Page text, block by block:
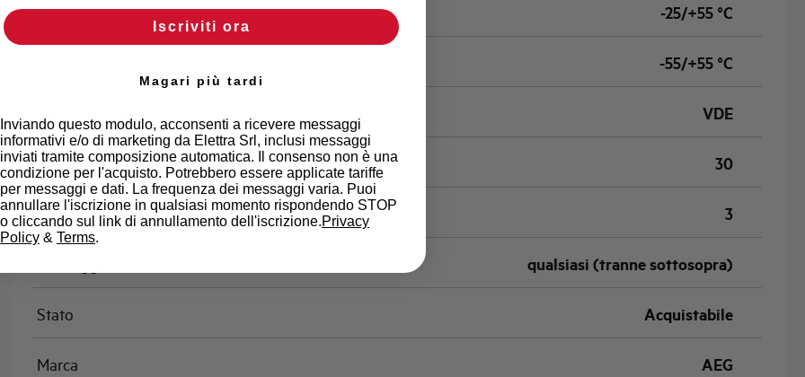
Temperatura di impiego -25/+55 °C
-55/+55 °C
VDE
Temperatura di riferimento (°C) 30
Classe di limitazione 3
qualsiasi (tranne sottosopra)
Stato Acquistabile
Marca AEG
Iscriviti ora
Magari più tardi
Inviando questo modulo, acconsenti a ricevere messaggi
informativi e/o di marketing da Elettra Srl, inclusi messaggi
inviati tramite composizione automatica. Il consenso non è una
condizione per l'acquisto. Potrebbero essere applicate tariffe
per messaggi e dati. La frequenza dei messaggi varia. Puoi
annullare l'iscrizione in qualsiasi momento rispondendo STOP
o cliccando sul link di annullamento dell'iscrizione.Privacy
Policy & Terms.